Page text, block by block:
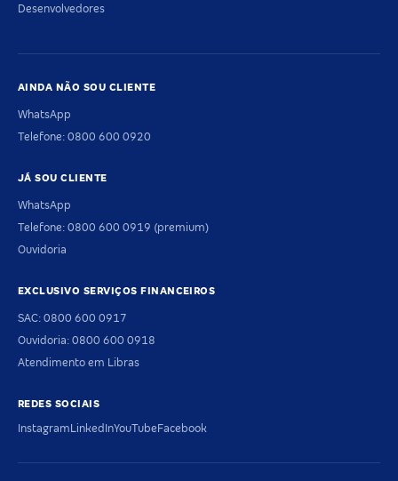
Desenvolvedores
AINDA NÃO SOU CLIENTE
WhatsApp
Telefone: 0800 600 0920
JÁ SOU CLIENTE
WhatsApp
Telefone: 0800 600 0919 (premium)
Ouvidoria
EXCLUSIVO SERVIÇOS FINANCEIROS
SAC: 0800 600 0917
Ouvidoria: 0800 600 0918
Atendimento em Libras
REDES SOCIAIS
InstagramLinkedInYouTubeFacebook